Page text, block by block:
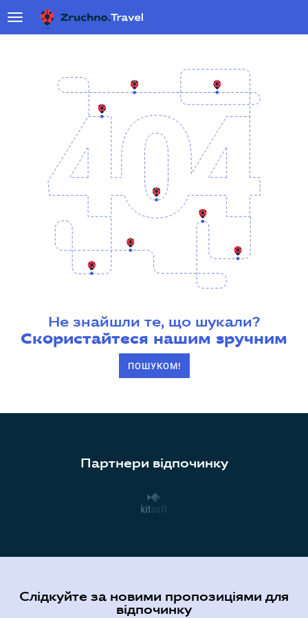
Не знайшли те, що шукали?
Скористайтеся нашим зручним
ПОШУКОМ!
Партнери відпочинку
Слідкуйте за новими пропозиціями для
відпочинку